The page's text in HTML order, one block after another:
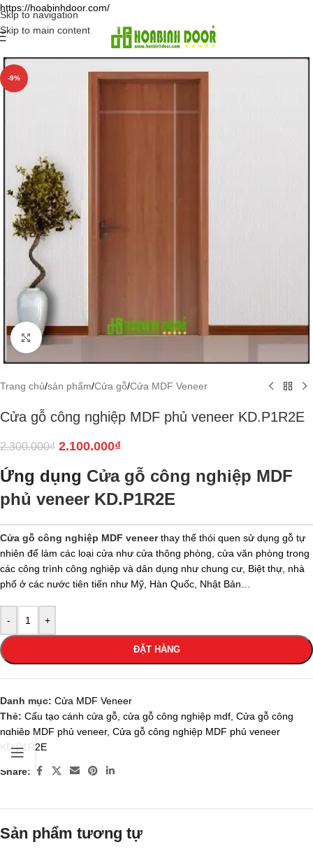
https://hoabinhdoor.com/
Skip to navigation
Skip to main content
-9%
Click to enlarge
Trang chủ/sản phẩm/Cửa gỗ/Cửa MDF Veneer
Cửa gỗ công nghiệp MDF phủ veneer KD.P1R2E
2.300.000₫ 2.100.000₫
Ứng dụng Cửa gỗ công nghiệp MDF
phủ veneer KD.P1R2E
Cửa gỗ công nghiệp MDF veneerthay thế thói quen sử dụng gỗ tự
nhiên để làm các loại cửa như cửa thông phòng, cửa văn phòng trong
các công trình công nghiệp và dân dụng như chung cư, Biệt thự, nhà
phố ở các nước tiên tiến như Mỹ, Hàn Quốc, Nhật Bản…
- +
ĐẶT HÀNG
Danh mục: Cửa MDF Veneer
Thẻ: Cấu tạo cánh cửa gỗ cửa gỗ công nghiệp mdf Cửa gỗ công
nghiệp MDF phủ veneer, Cửa gỗ công nghiệp MDF phủ veneer
KD.P1R2E
Share:
Sản phẩm tương tự